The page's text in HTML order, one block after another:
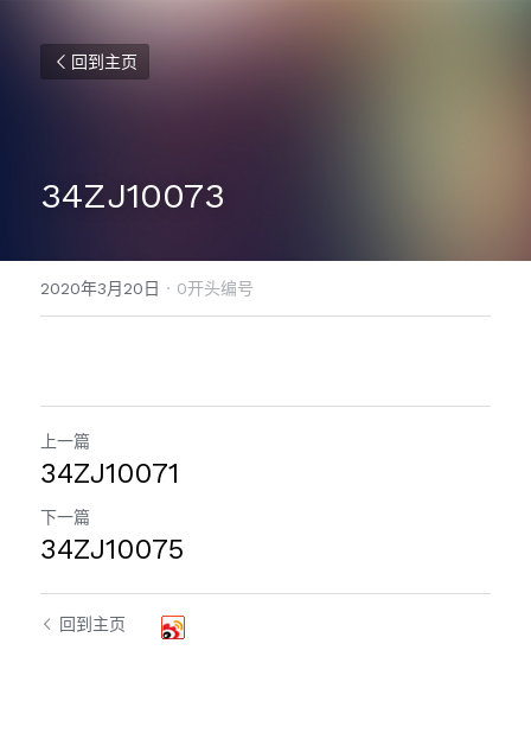
回到主页
34ZJ10073
2020年3月20日 · 0开头编号
上一篇
34ZJ10071
下一篇
34ZJ10075
回到主页